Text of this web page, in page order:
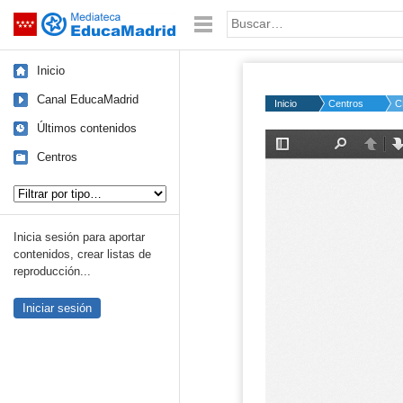
Saltar navegación Palabra o frase:
Inicio
Canal EducaMadrid
Últimos contenidos
Centros
Inicia sesión para aportar
contenidos, crear listas de
reproducción...
Iniciar sesión
Inicio Centros